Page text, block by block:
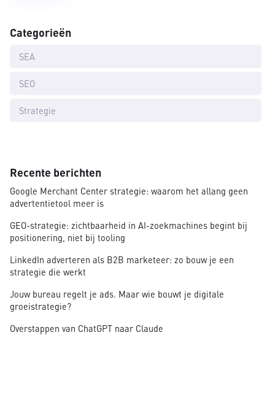
Categorieën
SEA
SEO
Strategie
Recente berichten
Google Merchant Center strategie: waarom het allang geen
advertentietool meer is
GEO-strategie: zichtbaarheid in AI-zoekmachines begint bij
positionering, niet bij tooling
LinkedIn adverteren als B2B marketeer: zo bouw je een
strategie die werkt
Jouw bureau regelt je ads. Maar wie bouwt je digitale
groeistrategie?
Overstappen van ChatGPT naar Claude